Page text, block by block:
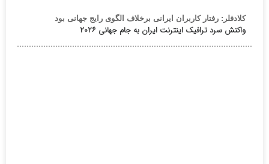
کلادفلر: رفتار کاربران ایرانی برخلاف الگوی رایج جهانی بود
واکنش سرد ترافیک اینترنت ایران به جام جهانی ۲۰۲۶